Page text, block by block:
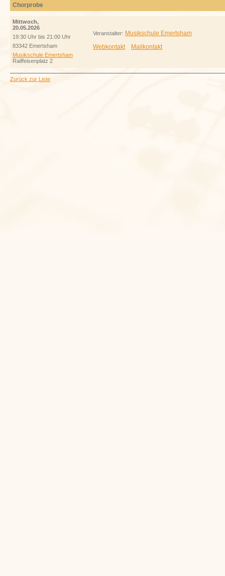
Chorprobe
Mittwoch,
20.05.2026
19:30 Uhr bis 21:00 Uhr
83342 Emertsham
Musikschule Emertsham
Raiffeisenplatz 2
Veranstalter: Musikschule Emertsham
Webkontakt
Mailkontakt
Zurück zur Liste